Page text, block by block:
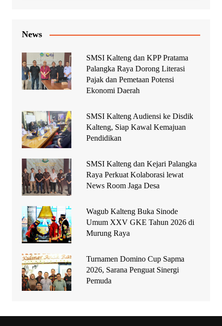
News
SMSI Kalteng dan KPP Pratama
Palangka Raya Dorong Literasi
Pajak dan Pemetaan Potensi
Ekonomi Daerah
SMSI Kalteng Audiensi ke Disdik
Kalteng, Siap Kawal Kemajuan
Pendidikan
SMSI Kalteng dan Kejari Palangka
Raya Perkuat Kolaborasi lewat
News Room Jaga Desa
Wagub Kalteng Buka Sinode
Umum XXV GKE Tahun 2026 di
Murung Raya
Turnamen Domino Cup Sapma
2026, Sarana Penguat Sinergi
Pemuda